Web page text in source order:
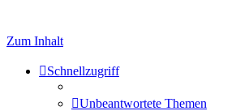
Zum Inhalt
Schnellzugriff
Unbeantwortete Themen